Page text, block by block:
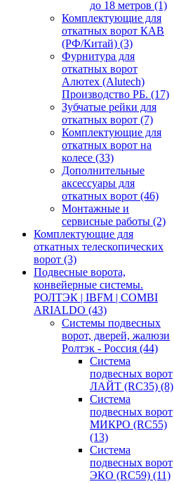
до 18 метров (1)
Комплектующие для
откатных ворот КАВ
(РФ/Китай) (3)
Фурнитура для
откатных ворот
Алютех (Alutech)
Производство РБ. (17)
Зубчатые рейки для
откатных ворот (7)
Комплектующие для
откатных ворот на
колесе (33)
Дополнительные
аксессуары для
откатных ворот (46)
Монтажные и
сервисные работы (2)
Комплектующие для
откатных телескопических
ворот (3)
Подвесные ворота,
конвейерные системы.
РОЛТЭК | IBFM | COMBI
ARIALDO (43)
Системы подвесных
ворот, дверей, жалюзи
Ролтэк - Россия (44)
Система
подвесных ворот
ЛАЙТ (RC35) (8)
Система
подвесных ворот
МИКРО (RC55)
(13)
Система
подвесных ворот
ЭКО (RC59) (11)